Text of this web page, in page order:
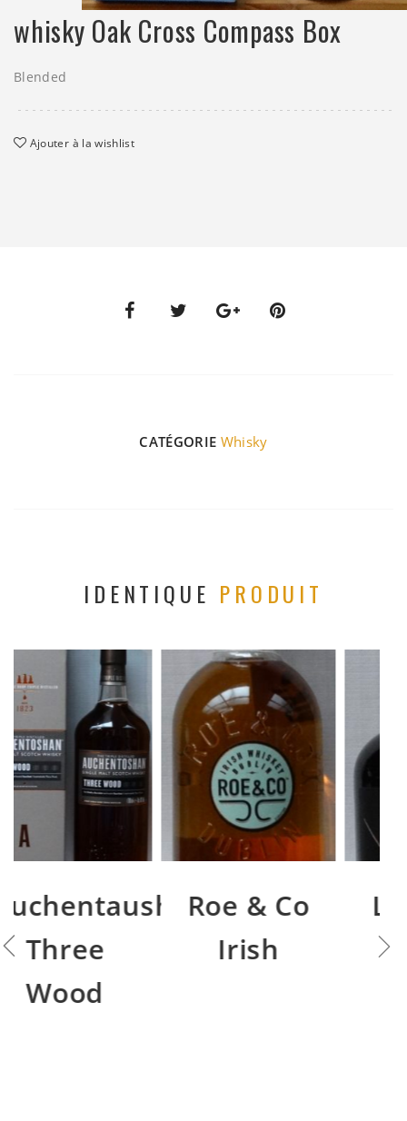
whisky Oak Cross Compass Box
Blended
Ajouter à la wishlist
CATÉGORIE Whisky
IDENTIQUE PRODUIT
Roe & Co
Irish
Liberties
Irish